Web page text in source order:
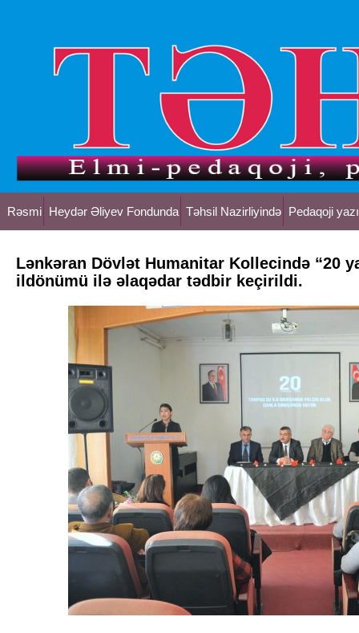
Rəsmi Heydər Əliyev Fondunda Təhsil Nazirliyində Pedaqoji
Lənkəran Dövlət Humanitar Kollecində “20
ildönümü ilə əlaqədar tədbir keçirildi.